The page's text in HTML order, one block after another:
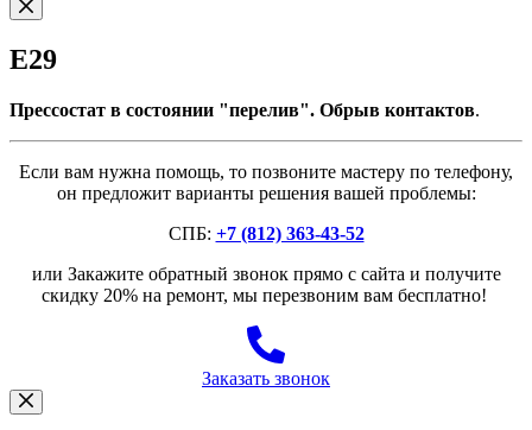
E29
Прессостат в состоянии "перелив". Обрыв контактов.
Если вам нужна помощь, то позвоните мастеру по телефону,
он предложит варианты решения вашей проблемы:
СПБ: +7 (812) 363-43-52
или Закажите обратный звонок прямо с сайта и получите
скидку 20% на ремонт, мы перезвоним вам бесплатно!
Заказать звонок